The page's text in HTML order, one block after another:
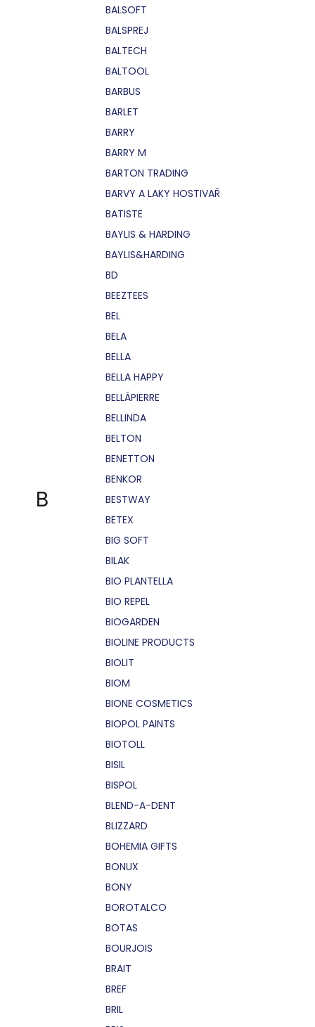
B
BALSOFT
BALSPREJ
BALTECH
BALTOOL
BARBUS
BARLET
BARRY
BARRY M
BARTON TRADING
BARVY A LAKY HOSTIVAŘ
BATISTE
BAYLIS & HARDING
BAYLIS&HARDING
BD
BEEZTEES
BEL
BELA
BELLA
BELLA HAPPY
BELLÁPIERRE
BELLINDA
BELTON
BENETTON
BENKOR
BESTWAY
BETEX
BIG SOFT
BILAK
BIO PLANTELLA
BIO REPEL
BIOGARDEN
BIOLINE PRODUCTS
BIOLIT
BIOM
BIONE COSMETICS
BIOPOL PAINTS
BIOTOLL
BISIL
BISPOL
BLEND-A-DENT
BLIZZARD
BOHEMIA GIFTS
BONUX
BONY
BOROTALCO
BOTAS
BOURJOIS
BRAIT
BREF
BRIL